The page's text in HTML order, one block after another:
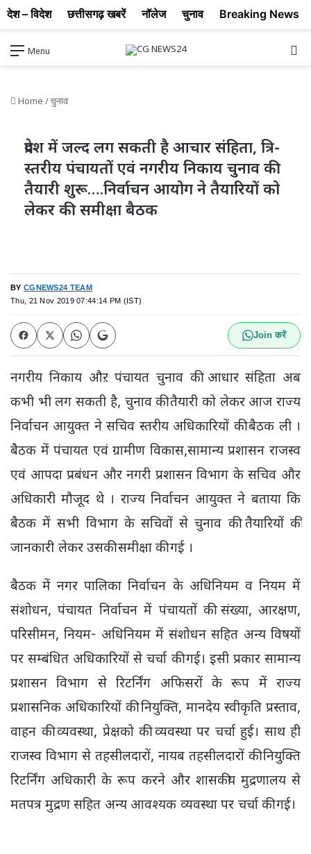
Menu
Home /चुनाव
प्रदेश में जल्द लग सकती है आचार संहिता, त्रि-
स्तरीय पंचायतों एवं नगरीय निकाय चुनाव की
तैयारी शुरू….निर्वाचन आयोग ने तैयारियों को
लेकर की समीक्षा बैठक
BY CGNEWS24 TEAM
Thu, 21 Nov 2019 07:44:14 PM (IST)
Join करें
नगरीय निकाय औऱ पंचायत चुनाव की आधार संहिता अब
कभी भी लग सकती है, चुनाव की तैयारी को लेकर आज राज्य
निर्वाचन आयुक्त ने सचिव स्तरीय अधिकारियों की बैठक ली ।
बैठक में पंचायत एवं ग्रामीण विकास,सामान्य प्रशासन राजस्व
एवं आपदा प्रबंधन और नगरी प्रशासन विभाग के सचिव और
अधिकारी मौजूद थे । राज्य निर्वाचन आयुक्त ने बताया कि
बैठक में सभी विभाग के सचिवों से चुनाव की तैयारियों की
जानकारी लेकर उसकी समीक्षा की गई ।
बैठक में नगर पालिका निर्वाचन के अधिनियम व नियम में
संशोधन, पंचायत निर्वाचन में पंचायतों की संख्या, आरक्षण,
परिसीमन, नियम- अधिनियम में संशोधन सहित अन्य विषयों
पर सम्बंधित अधिकारियों से चर्चा की गई। इसी प्रकार सामान्य
प्रशासन विभाग से रिटर्निंग अफिसरों के रूप में राज्य
प्रशासनिक अधिकारियों की नियुक्ति, मानदेय स्वीकृति प्रस्ताव,
वाहन की व्यवस्था, प्रेक्षको की व्यवस्था पर चर्चा हुई। साथ ही
राजस्व विभाग से तहसीलदारों, नायब तहसीलदारों की नियुक्ति
रिटर्निंग अधिकारी के रूप करने और शासकीय मुद्रणालय से
मतपत्र मुद्रण सहित अन्य आवश्यक व्यवस्था पर चर्चा की गई।
देश – विदेश छत्तीसगढ़ खबरें नॉलेज चुनाव Breaking News